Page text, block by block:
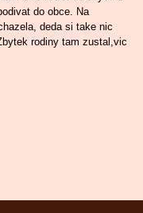
do obce. Na
deda si take nic
rodiny tam zustal,vic